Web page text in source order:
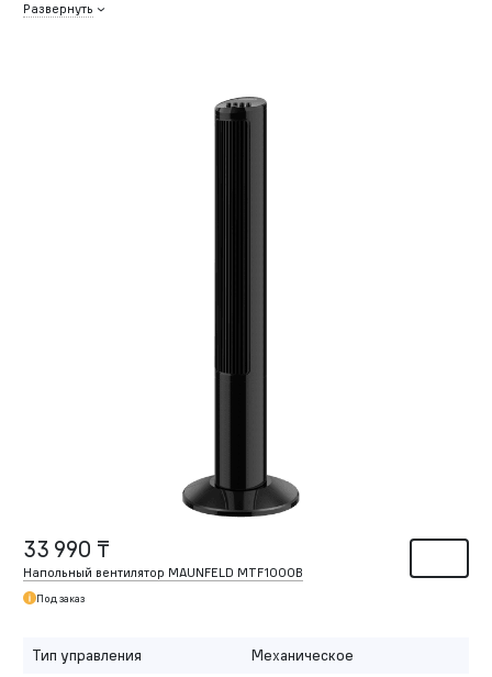
Развернуть
33 990 ₸
Напольный вентилятор MAUNFELD MTF1000B
Под заказ
Тип управления
Механическое